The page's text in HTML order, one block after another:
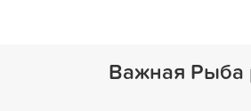
Важная Рыба